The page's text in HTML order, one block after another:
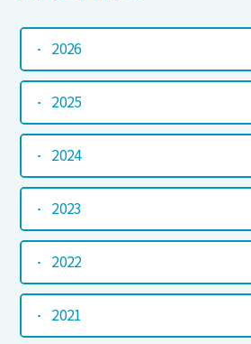
2026
2025
2024
2023
2022
2021